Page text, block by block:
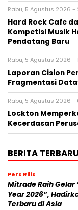
Rabu, 5 Agustus 2026 -
Hard Rock Cafe
Kompetisi Musik
Pendatang Baru
Rabu, 5 Agustus 2026 -
Laporan Cision
Fragmentasi
Rabu, 5 Agustus 2026 -
Lockton
Kecerdasan
BERITA TERBARU
Pers Rilis
Mitrade Raih Gelar
Year 2026”,
Terbaru di Asia